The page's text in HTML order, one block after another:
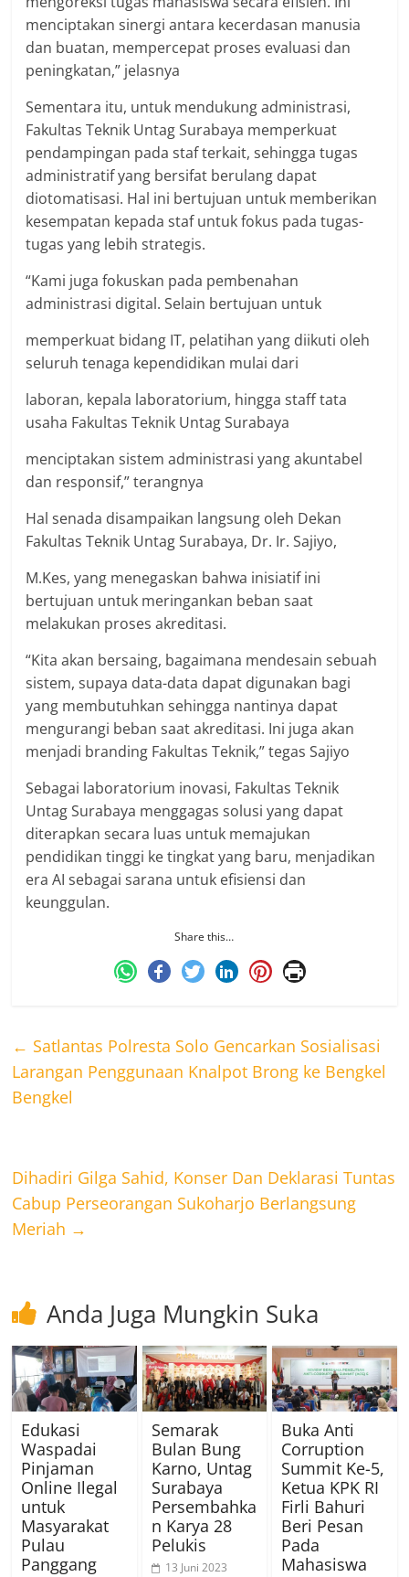
menciptakan sinergi antara kecerdasan manusia
dan buatan, mempercepat proses evaluasi dan
peningkatan,” jelasnya
Sementara itu, untuk mendukung administrasi,
Fakultas Teknik Untag Surabaya memperkuat
pendampingan pada staf terkait, sehingga tugas
administratif yang bersifat berulang dapat
diotomatisasi. Hal ini bertujuan untuk memberikan
kesempatan kepada staf untuk fokus pada tugas-
tugas yang lebih strategis.
“Kami juga fokuskan pada pembenahan
administrasi digital. Selain bertujuan untuk
memperkuat bidang IT, pelatihan yang diikuti oleh
seluruh tenaga kependidikan mulai dari
laboran, kepala laboratorium, hingga staff tata
usaha Fakultas Teknik Untag Surabaya
menciptakan sistem administrasi yang akuntabel
dan responsif,” terangnya
Hal senada disampaikan langsung oleh Dekan
Fakultas Teknik Untag Surabaya, Dr. Ir. Sajiyo,
M.Kes, yang menegaskan bahwa inisiatif ini
bertujuan untuk meringankan beban saat
melakukan proses akreditasi.
“Kita akan bersaing, bagaimana mendesain sebuah
sistem, supaya data-data dapat digunakan bagi
yang membutuhkan sehingga nantinya dapat
mengurangi beban saat akreditasi. Ini juga akan
menjadi branding Fakultas Teknik,” tegas Sajiyo
Sebagai laboratorium inovasi, Fakultas Teknik
Untag Surabaya menggagas solusi yang dapat
diterapkan secara luas untuk memajukan
pendidikan tinggi ke tingkat yang baru, menjadikan
era AI sebagai sarana untuk efisiensi dan
keunggulan.
Share this…
← Satlantas Polresta Solo Gencarkan Sosialisasi
Larangan Penggunaan Knalpot Brong ke Bengkel
Bengkel
Dihadiri Gilga Sahid, Konser Dan Deklarasi Tuntas
Cabup Perseorangan Sukoharjo Berlangsung
Meriah →
Anda Juga Mungkin Suka
Edukasi
Waspadai
Pinjaman
Online Ilegal
untuk
Masyarakat
Pulau
Panggang
Semarak
Bulan Bung
Karno, Untag
Surabaya
Persembahka
n Karya 28
Pelukis
13 Juni 2023
Buka Anti
Corruption
Summit Ke-5,
Ketua KPK RI
Firli Bahuri
Beri Pesan
Pada
Mahasiswa